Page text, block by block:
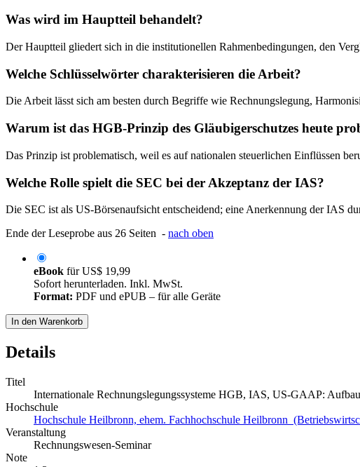
Was wird im Hauptteil behandelt?
Der Hauptteil gliedert sich in die institutionellen Rahmenbedingungen, den
Welche Schlüsselwörter charakterisieren die Arbeit?
Die Arbeit lässt sich am besten durch Begriffe wie Rechnungslegung,
Warum ist das HGB-Prinzip des Gläubigerschutzes heute
Das Prinzip ist problematisch, weil es auf nationalen steuerlichen Einflüssen
Welche Rolle spielt die SEC bei der Akzeptanz der IAS?
Die SEC ist als US-Börsenaufsicht entscheidend; eine Anerkennung der IAS
Ende der Leseprobe aus 26 Seiten - nach oben
eBook fürUS$ 19,99
Sofort herunterladen. Inkl. MwSt.
Format: PDF und ePUB – für alle Geräte
In den Warenkorb
Details
Titel
Internationale Rechnungslegungssysteme HGB, IAS, US-GAAP:
Hochschule
Hochschule Heilbronn, ehem. Fachhochschule Heilbronn
Veranstaltung
Rechnungswesen-Seminar
Note